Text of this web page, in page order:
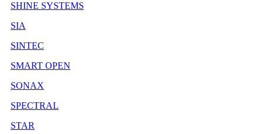
SHINE SYSTEMS
SIA
SINTEC
SMART OPEN
SONAX
SPECTRAL
STAR